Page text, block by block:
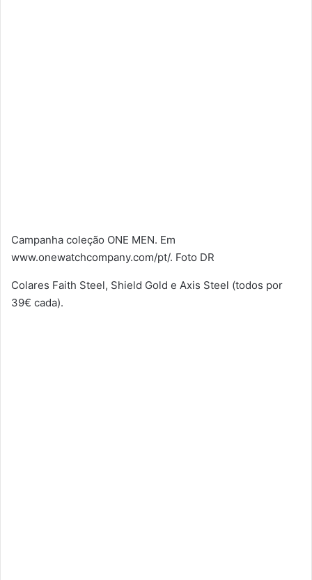
Campanha coleção ONE MEN. Em
www.onewatchcompany.com/pt/. Foto DR
Colares Faith Steel, Shield Gold e Axis Steel (todos por
39€ cada).